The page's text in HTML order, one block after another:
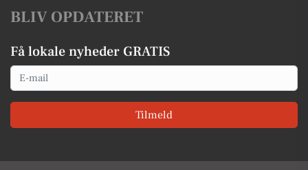
BLIV OPDATERET
Få lokale nyheder GRATIS
Email
Tilmeld